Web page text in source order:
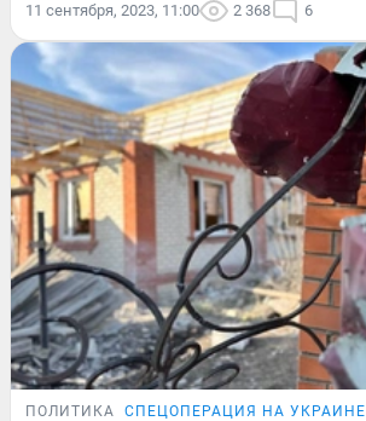
11 сентября, 2023, 11:00 2 368 6
ПОЛИТИКА СПЕЦОПЕРАЦИЯ НА УКРАИНЕ